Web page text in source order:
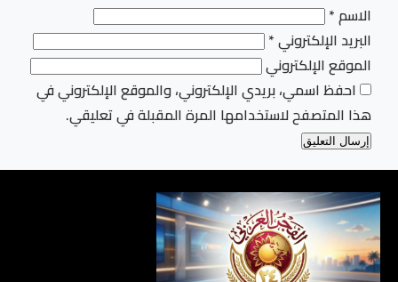
الاسم*
البريد الإلكتروني*
الموقع الإلكتروني
احفظ اسمي، بريدي الإلكتروني، والموقع الإلكتروني في
هذا المتصفح لاستخدامها المرة المقبلة في تعليقي.